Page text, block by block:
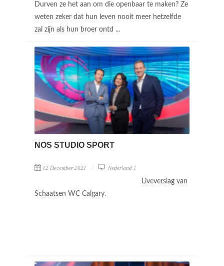
Durven ze het aan om die openbaar te maken? Ze
weten zeker dat hun leven nooit meer hetzelfde
zal zijn als hun broer ontd ...
NOS STUDIO SPORT
12 December 2021 Nederland 1
Liveverslag van
Schaatsen WC Calgary.